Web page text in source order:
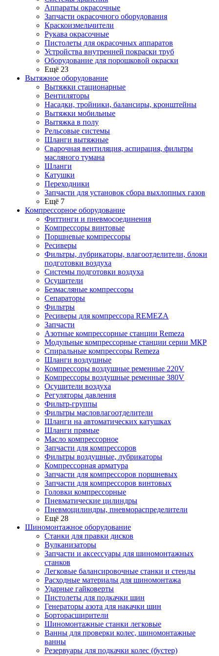
Аппараты окрасочные
Запчасти окрасочного оборудования
Краскоизмельчители
Рукава окрасочные
Пистолеты для окрасочных аппаратов
Устройства внутренней покраски труб
Оборудование для порошковой окраски
Ещё 23
Вытяжное оборудование
Вытяжки стационарные
Вентиляторы
Насадки, тройники, балансиры, кронштейны
Вытяжки мобильные
Вытяжка в полу
Рельсовые системы
Шланги вытяжные
Сварочная вентиляция, аспирация, фильтры
масляного тумана
Шланги
Катушки
Переходники
Запчасти для установок сбора выхлопных газов
Ещё 7
Компрессорное оборудование
Фиттинги и пневмосоединения
Компрессоры винтовые
Поршневые компрессоры
Ресиверы
Фильтры, лубрикаторы, влагоотделители, блоки
подготовки воздуха
Системы подготовки воздуха
Осушители
Безмасляные компрессоры
Сепараторы
Фильтры
Ресиверы для компрессора REMEZA
Запчасти
Азотные компрессорные станции Remeza
Модульные компрессорные станции серии МКР
Спиральные компрессоры Remeza
Шланги воздушные
Компрессоры воздушные ременные 220V
Компрессоры воздушные ременные 380V
Осушители воздуха
Регуляторы давления
Фильтр-группы
Фильтры масловлагоотделители
Шланги на автоматических катушках
Шланги прямые
Масло компрессорное
Запчасти для компрессоров
Фильтры воздушные, лубрикаторы
Компрессорная арматура
Запчасти для компрессоров поршневых
Запчасти для компрессоров винтовых
Головки компрессорные
Пневматические цилиндры
Пневмоцилиндры, пневмораспределители
Ещё 28
Шиномонтажное оборудование
Станки для правки дисков
Вулканизаторы
Запчасти и аксессуары для шиномонтажных
станков
Легковые балансировочные станки и стенды
Расходные материалы для шиномонтажа
Ударные гайковерты
Пистолеты для подкачки шин
Генераторы азота для накачки шин
Борторасширители
Шиномонтажные станки легковые
Ванны для проверки колес, шиномонтажные
ванны
Резервуары для подкачки колес (бустер)